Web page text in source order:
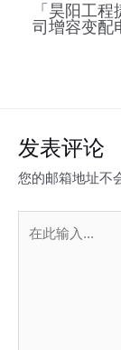
「昊阳工
司增容变配
发表评论
您的邮箱地址不